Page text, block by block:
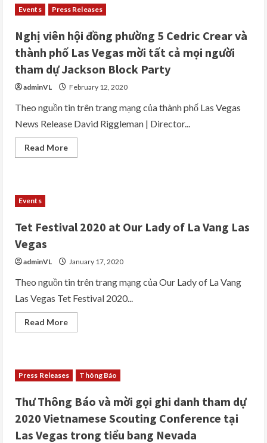
với
13%,
Steyer
với
11%
và
Pete
Buttigieg
Amy
đồng
với
phiếu
sớm
Caucus
Nevada
cho
Cử
của
phố
Vegas
và
Quận
trong
Bầu
cử
Đảng
Dân
Hai
15
ngày
tháng
2
năm
Events Press Releases
Nghị viên hội đồng phường 5 Cedric Crear và
thành phố Las Vegas mời tất cả mọi người
tham dự Jackson Block Party
adminVL February 12, 2020
Theo nguồn tin trên trang mạng của thành phố Las Vegas
News Release David Riggleman | Director...
Read MoreRead
more
Cedric
Crear
Las
mời
tất
cả
người
tham
dự
Events
Tet Festival 2020 at Our Lady of La Vang Las
Vegas
adminVL January 17, 2020
Theo nguồn tin trên trang mạng của Our Lady of La Vang
Las Vegas Tet Festival 2020...
Read MoreRead
more
at
Our
La
Las
Vegas
Press Releases Thông Báo
Thư Thông Báo và mời gọi ghi danh tham dự
2020 Vietnamese Scouting Conference tại
Las Vegas trong tiểu bang Nevada